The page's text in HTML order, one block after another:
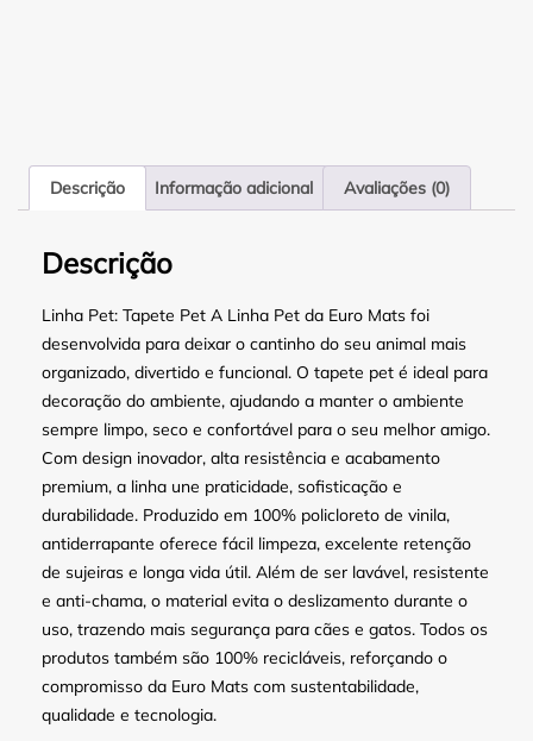
Descrição Informação adicional Avaliações (0)
Descrição
Linha Pet: Tapete Pet A Linha Pet da Euro Mats foi
desenvolvida para deixar o cantinho do seu animal mais
organizado, divertido e funcional. O tapete pet é ideal para
decoração do ambiente, ajudando a manter o ambiente
sempre limpo, seco e confortável para o seu melhor amigo.
Com design inovador, alta resistência e acabamento
premium, a linha une praticidade, sofisticação e
durabilidade. Produzido em 100% policloreto de vinila,
antiderrapante oferece fácil limpeza, excelente retenção
de sujeiras e longa vida útil. Além de ser lavável, resistente
e anti-chama, o material evita o deslizamento durante o
uso, trazendo mais segurança para cães e gatos. Todos os
produtos também são 100% recicláveis, reforçando o
compromisso da Euro Mats com sustentabilidade,
qualidade e tecnologia.